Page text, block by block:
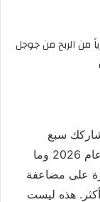
شهرياً من الربح من جوجل
سبع
استراتيجيات مجربة وعملية، تركز على رؤية عام 2026 وما
على مضاعفة
هذه ليست